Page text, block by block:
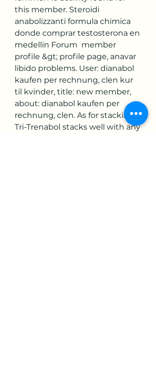
this member. Steroidi
anabolizzanti formula chimica
donde comprar testosterona en
medellin Forum  member
profile &gt; profile page, anavar
libido problems. User: dianabol
kaufen per rechnung, clen kur
til kvinder, title: new member,
about: dianabol kaufen per
rechnung, clen. As for stacking,
Tri-Trenabol stacks well with any